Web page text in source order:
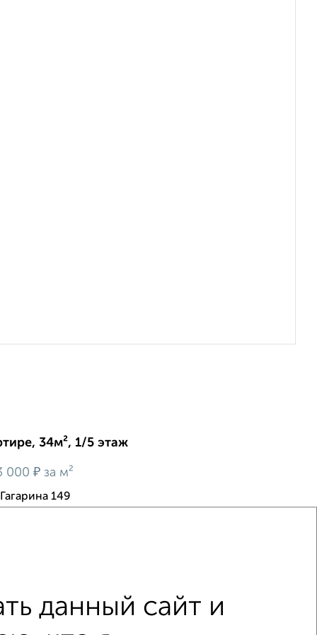
34м², 1/5 этаж
000 ₽ за м²
149
данный сайт и